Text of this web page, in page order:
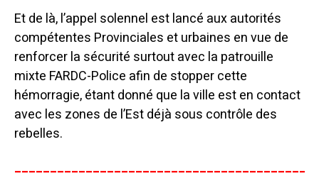
Et de là, l’appel solennel est lancé aux autorités
compétentes Provinciales et urbaines en vue de
renforcer la sécurité surtout avec la patrouille
mixte FARDC-Police afin de stopper cette
hémorragie, étant donné que la ville est en contact
avec les zones de l’Est déjà sous contrôle des
rebelles.